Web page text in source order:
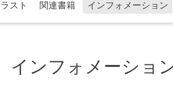
スト
関連書籍 インフォメーション
インフォメーショ